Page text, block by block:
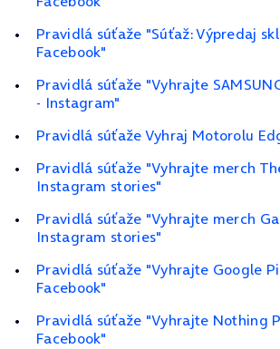
Pravidlá súťaže "Súťaž: Výpredaj
Facebook"
Pravidlá súťaže "Vyhrajte
- Instagram"
Pravidlá súťaže Vyhraj Motorolu
Pravidlá súťaže "Vyhrajte merch
Instagram stories"
Pravidlá súťaže "Vyhrajte merch
Instagram stories"
Pravidlá súťaže "Vyhrajte Google
Facebook"
Pravidlá súťaže "Vyhrajte Nothing
Facebook"